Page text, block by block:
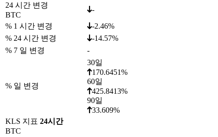
24 시간 변경
BTC
-
% 1 시간 변경
-2.46%
% 24 시간 변경
-14.57%
% 7 일 변경
-
% 일 변경
30일
170.6451%
60일
425.8413%
90일
33.609%
KLS 지표 24시간
BTC